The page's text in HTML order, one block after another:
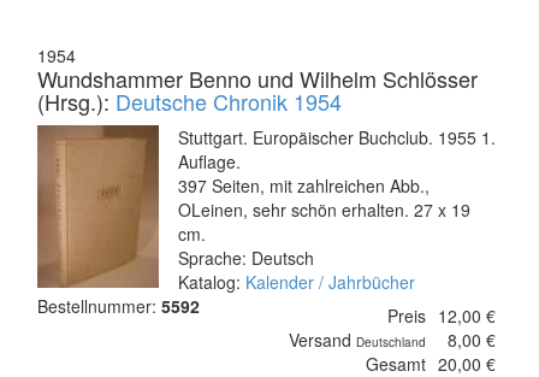
1954
Wundshammer Benno und Wilhelm Schlösser
(Hrsg.): Deutsche Chronik 1954
Stuttgart. Europäischer Buchclub. 1955 1.
Auflage.
397 Seiten, mit zahlreichen Abb.,
OLeinen, sehr schön erhalten. 27 x 19
cm.
Sprache: Deutsch
Katalog: Kalender / Jahrbücher
Bestellnummer: 5592 Preis 12,00 €
Versand Deutschland
8,00 €
Gesamt 20,00 €